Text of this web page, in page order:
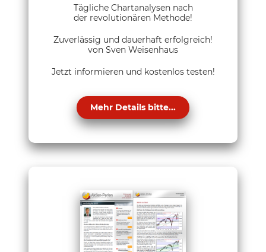
Tägliche Chartanalysen nach
der revolutionären Methode!
Zuverlässig und dauerhaft erfolgreich!
von Sven Weisenhaus
Jetzt informieren und kostenlos testen!
Mehr Details bitte...